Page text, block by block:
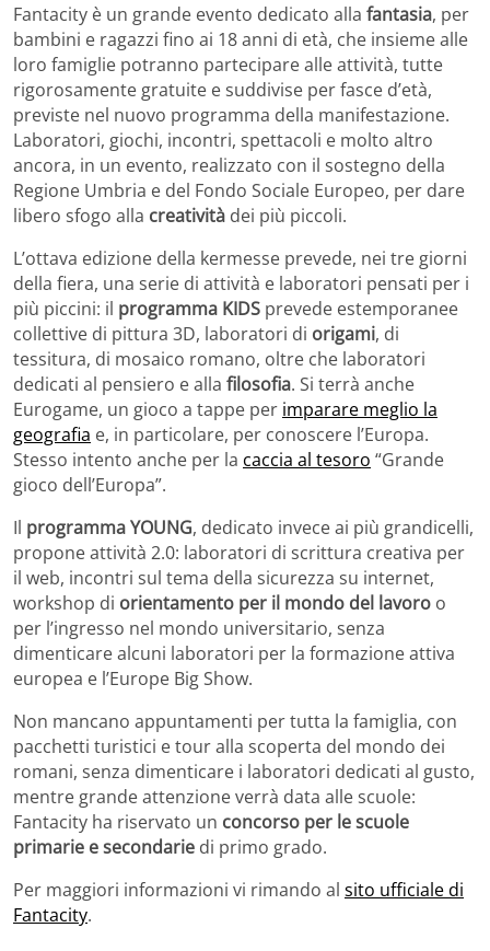
Fantacity è un grande evento dedicato alla fantasia, per
bambini e ragazzi fino ai 18 anni di età, che insieme alle
loro famiglie potranno partecipare alle attività, tutte
rigorosamente gratuite e suddivise per fasce d’età,
previste nel nuovo programma della manifestazione.
Laboratori, giochi, incontri, spettacoli e molto altro
ancora, in un evento, realizzato con il sostegno della
Regione Umbria e del Fondo Sociale Europeo, per dare
libero sfogo alla creatività dei più piccoli.
L’ottava edizione della kermesse prevede, nei tre giorni
della fiera, una serie di attività e laboratori pensati per i
più piccini: il programma KIDS prevede estemporanee
collettive di pittura 3D, laboratori di origami, di
tessitura, di mosaico romano, oltre che laboratori
dedicati al pensiero e alla filosofia. Si terrà anche
Eurogame, un gioco a tappe per imparare meglio la
geografia e, in particolare, per conoscere l’Europa.
Stesso intento anche per la caccia al tesoro “Grande
gioco dell’Europa”.
Il programma YOUNG, dedicato invece ai più grandicelli,
propone attività 2.0: laboratori di scrittura creativa per
il web, incontri sul tema della sicurezza su internet,
workshop di orientamento per il mondo del lavoro o
per l’ingresso nel mondo universitario, senza
dimenticare alcuni laboratori per la formazione attiva
europea e l’Europe Big Show.
Non mancano appuntamenti per tutta la famiglia, con
pacchetti turistici e tour alla scoperta del mondo dei
romani, senza dimenticare i laboratori dedicati al gusto,
mentre grande attenzione verrà data alle scuole:
Fantacity ha riservato un concorso per le scuole
primarie e secondarie di primo grado.
Per maggiori informazioni vi rimando al sito ufficiale di
Fantacity.